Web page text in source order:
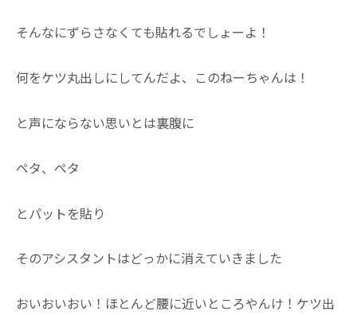
そんなにずらさなくても貼れるでしょーよ！
何をケツ丸出しにしてんだよ、このねーちゃんは！
と声にならない思いとは裏腹に
ペタ、ペタ
とパットを貼り
そのアシスタントはどっかに消えていきました
おいおいおい！ほとんど腰に近いところやんけ！ケツ出